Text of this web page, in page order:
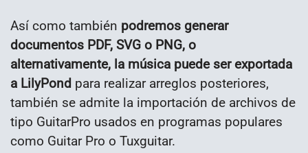
Así como también podremos generar
documentos PDF, SVG o PNG, o
alternativamente, la música puede ser exportada
a LilyPond para realizar arreglos posteriores,
también se admite la importación de archivos de
tipo GuitarPro usados en programas populares
como Guitar Pro o Tuxguitar.